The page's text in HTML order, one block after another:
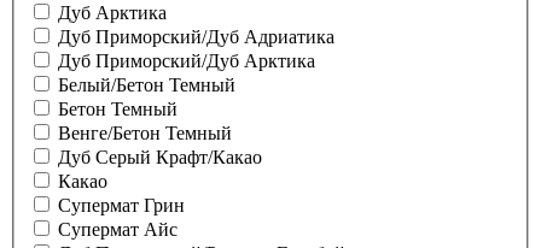
Дуб Арктика
Дуб Приморский/Дуб Адриатика
Дуб Приморский/Дуб Арктика
Белый/Бетон Темный
Бетон Темный
Венге/Бетон Темный
Дуб Серый Крафт/Какао
Какао
Супермат Грин
Супермат Айс